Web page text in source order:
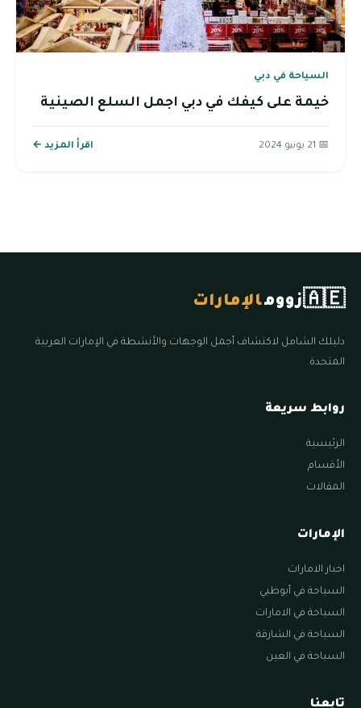
السياحة في دبي
خيمة على كيفك في دبي اجمل السلع الصينية
📅 21 يونيو 2024 اقرأ المزيد ←
🇦🇪زوومالإمارات
دليلك الشامل لاكتشاف أجمل الوجهات والأنشطة في الإمارات العربية
المتحدة.
روابط سريعة
الرئيسية
الأقسام
المقالات
الإمارات
اخبار الامارات
السياحة في أبوظبي
السياحة في الامارات
السياحة في الشارقة
السياحة في العين
تابعنا